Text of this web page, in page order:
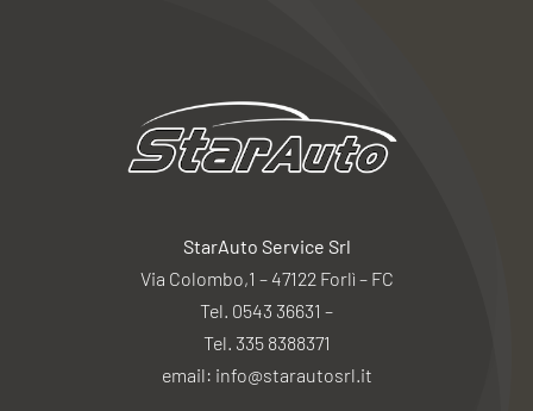
StarAuto Service Srl
Via Colombo,1 – 47122 Forlì – FC
Tel. 0543 36631 –
Tel. 335 8388371
email: info@starautosrl.it